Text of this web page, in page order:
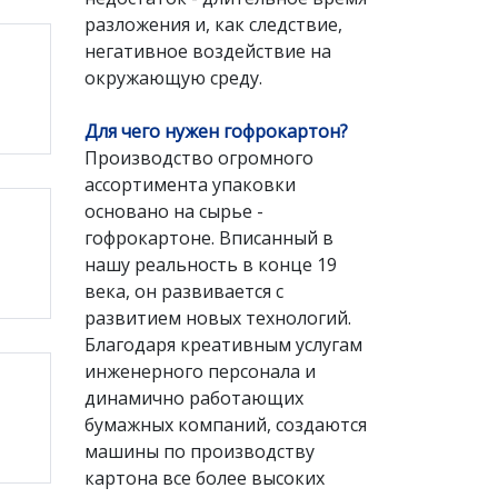
разложения и, как следствие,
негативное воздействие на
окружающую среду.
Для чего нужен гофрокартон?
Производство огромного
ассортимента упаковки
основано на сырье -
гофрокартоне. Вписанный в
нашу реальность в конце 19
века, он развивается с
развитием новых технологий.
Благодаря креативным услугам
инженерного персонала и
динамично работающих
бумажных компаний, создаются
машины по производству
картона все более высоких